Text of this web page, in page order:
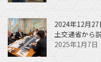
2024年12月
土交通省から
2025年1月7日